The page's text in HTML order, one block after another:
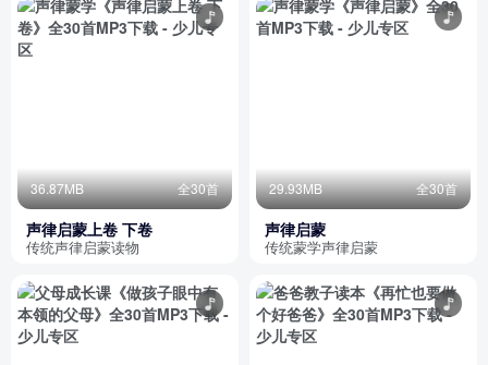
36.87MB 全30首
声律启蒙上卷 下卷
传统声律启蒙读物
29.93MB 全30首
声律启蒙
传统蒙学声律启蒙